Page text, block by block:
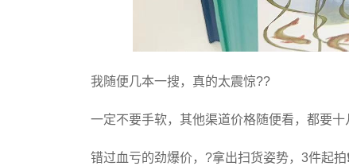
我随便几本一搜，真的太震惊??
一定不要手软，其他渠道价格随便看，都要
错过血亏的劲爆价，?拿出扫货姿势，3件起拍